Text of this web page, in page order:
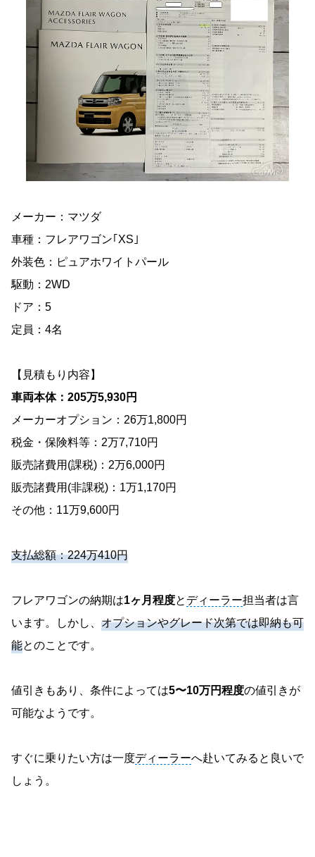
メーカー：マツダ
車種：フレアワゴン｢XS｣
外装色：ピュアホワイトパール
駆動：2WD
ドア：5
定員：4名
【見積もり内容】
車両本体：205万5,930円
メーカーオプション：26万1,800円
税金・保険料等：2万7,710円
販売諸費用(課税)：2万6,000円
販売諸費用(非課税)：1万1,170円
その他：11万9,600円
支払総額：224万410円
フレアワゴンの納期は1ヶ月程度と ディーラー担当者は言
います。しかし、 オプションやグレード次第では即納も可
能とのことです。
値引きもあり、条件によっては5〜10万円程度の値引きが
可能なようです。
すぐに乗りたい方は一度ディーラーへ赴いてみると良いで
しょう。